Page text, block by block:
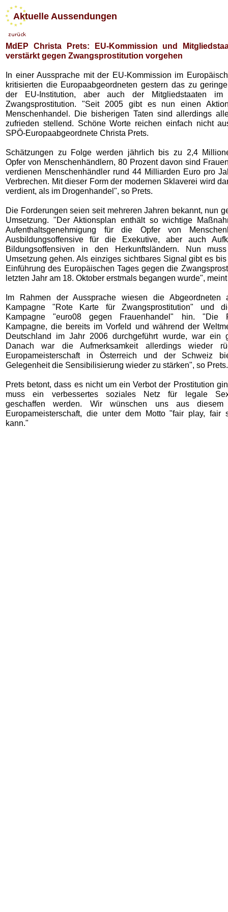
Aktuelle Aussendungen
MdEP Christa Prets: EU-Kommission und
verstärkt gegen Zwangsprostitution vorgehen
In einer Aussprache mit der EU-Kommission im
kritisierten die Europaabgeordneten gestern das zu
der EU-Institution, aber auch der Mitgliedstaaten im
Zwangsprostitution. "Seit 2005 gibt es nun einen
Menschenhandel. Die bisherigen Taten sind allerdings
zufrieden stellend. Schöne Worte reichen einfach nicht
SPÖ-Europaabgeordnete Christa Prets.
Schätzungen zu Folge werden jährlich bis zu 2,4
Opfer von Menschenhändlern, 80 Prozent davon sind
verdienen Menschenhändler rund 44 Milliarden Euro pro
Verbrechen. Mit dieser Form der modernen Sklaverei wird
verdient, als im Drogenhandel", so Prets.
Die Forderungen seien seit mehreren Jahren bekannt, nun
Umsetzung. "Der Aktionsplan enthält so wichtige
Aufenthaltsgenehmigung für die Opfer von
Ausbildungsoffensive für die Exekutive, aber auch
Bildungsoffensiven in den Herkunftsländern. Nun
Umsetzung gehen. Als einziges sichtbares Signal gibt es
Einführung des Europäischen Tages gegen die
letzten Jahr am 18. Oktober erstmals begangen wurde",
Im Rahmen der Aussprache wiesen die Abgeordneten
Kampagne "Rote Karte für Zwangsprostitution" und
Kampagne "euro08 gegen Frauenhandel" hin. "Die
Kampagne, die bereits im Vorfeld und während der
Deutschland im Jahr 2006 durchgeführt wurde, war ein
Danach war die Aufmerksamkeit allerdings wieder
Europameisterschaft in Österreich und der Schweiz
Gelegenheit die Sensibilisierung wieder zu stärken", so Prets.
Prets betont, dass es nicht um ein Verbot der Prostitution
muss ein verbessertes soziales Netz für legale
geschaffen werden. Wir wünschen uns aus
Europameisterschaft, die unter dem Motto "fair play, fair
kann."